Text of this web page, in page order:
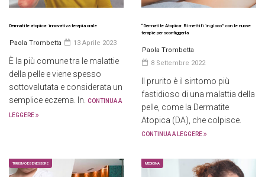
Dermatite atopica: innovativa terapia orale
Paola Trombetta 13 Aprile 2023
È la più comune tra le malattie
della pelle e viene spesso
sottovalutata e considerata un
semplice eczema. In. CONTINUA A
LEGGERE
“Dermatite Atopica: Rimettiti in gioco” con le nuove
terapie per sconfiggerla
Paola Trombetta
8 Settembre 2022
Il prurito è il sintomo più
fastidioso di una malattia della
pelle, come la Dermatite
Atopica (DA), che colpisce.
CONTINUA A LEGGERE
TURISMO E BENESSERE MEDICINA